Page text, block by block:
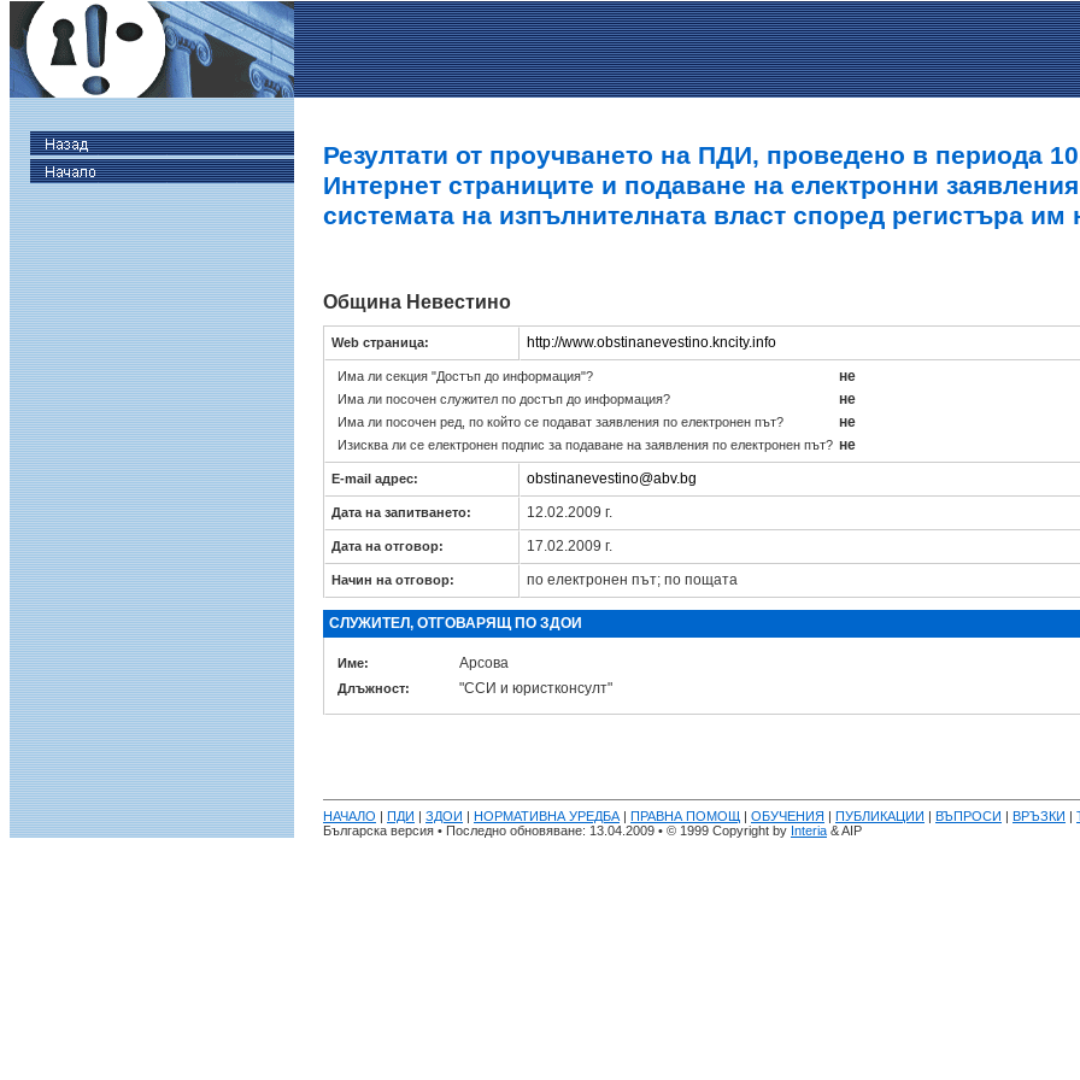
Резултати от проучването на ПДИ, проведено в периода
Интернет страниците и подаване на електронни
системата на изпълнителната власт според регистъра им
Община Невестино
Web страница: http://www.obstinanevestino.kncity.info
Има ли секция "Достъп до информация"? не
Има ли посочен служител по достъп до информация? не
Има ли посочен ред, по който се подават заявления по електронен път? не
Изисква ли се електронен подпис за подаване на заявления по електронен път? не
E-mail адрес: obstinanevestino@abv.bg
Дата на запитването: 12.02.2009 г.
Дата на отговор: 17.02.2009 г.
Начин на отговор: по електронен път; по пощата
СЛУЖИТЕЛ, ОТГОВАРЯЩ ПО ЗДОИ
Име: Арсова
Длъжност: "ССИ и юристконсулт"
НАЧАЛО | ПДИ | ЗДОИ | НОРМАТИВНА УРЕДБА | ПРАВНА ПОМОЩ | ОБУЧЕНИЯ | ПУБЛИКАЦИИ | ВЪПРОСИ | ВРЪЗКИ |
Българска версия • Последно обновяване: 13.04.2009 • © 1999 Copyright by Interia & AIP